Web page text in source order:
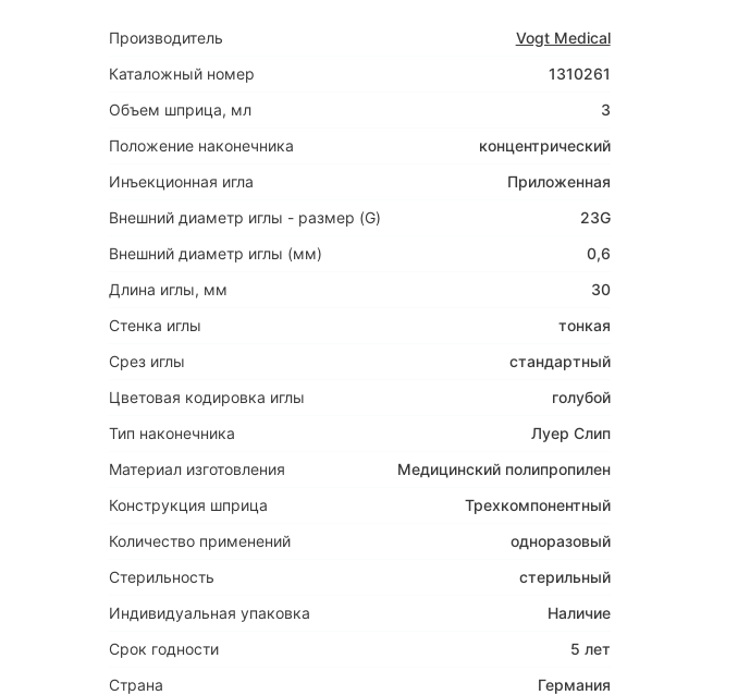
Производитель
Vogt Medical
Каталожный номер
1310261
Объем шприца, мл
3
Положение наконечника
концентрический
Инъекционная игла
Приложенная
Внешний диаметр иглы - размер (G)
23G
Внешний диаметр иглы (мм)
0,6
Длина иглы, мм
30
Стенка иглы
тонкая
Срез иглы
стандартный
Цветовая кодировка иглы
голубой
Тип наконечника
Луер Слип
Материал изготовления
Медицинский полипропилен
Конструкция шприца
Трехкомпонентный
Количество применений
одноразовый
Стерильность
стерильный
Индивидуальная упаковка
Наличие
Срок годности
5 лет
Страна
Германия